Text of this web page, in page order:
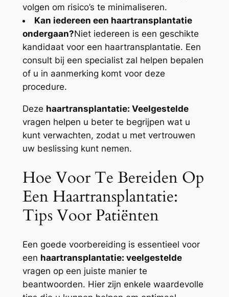
volgen om risico’s te minimaliseren.
Kan iedereen een haartransplantatie
ondergaan?Niet iedereen is een geschikte
kandidaat voor een haartransplantatie. Een
consult bij een specialist zal helpen bepalen
of u in aanmerking komt voor deze
procedure.
Deze haartransplantatie: Veelgestelde
vragen helpen u beter te begrijpen wat u
kunt verwachten, zodat u met vertrouwen
uw beslissing kunt nemen.
Hoe Voor Te Bereiden Op
Een Haartransplantatie:
Tips Voor Patiënten
Een goede voorbereiding is essentieel voor
een haartransplantatie: veelgestelde
vragen op een juiste manier te
beantwoorden. Hier zijn enkele waardevolle